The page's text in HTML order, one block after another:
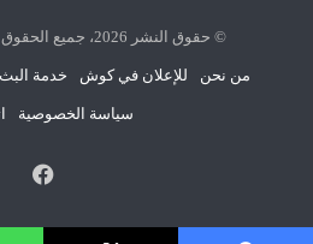
© حقوق النشر 2026، جميع الحقوق محفوظة | كوش نيوز
من نحن للإعلان في كوش خدمة البث
سياسة الخصوصية